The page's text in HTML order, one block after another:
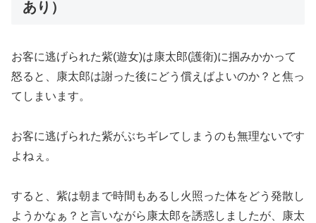
あり）
お客に逃げられた紫(遊女)は康太郎(護衛)に掴みかかって
怒ると、康太郎は謝った後にどう償えばよいのか？と焦っ
てしまいます。
お客に逃げられた紫がぶちギレてしまうのも無理ないです
よねぇ。
すると、紫は朝まで時間もあるし火照った体をどう発散し
ようかなぁ？と言いながら康太郎を誘惑しましたが、康太